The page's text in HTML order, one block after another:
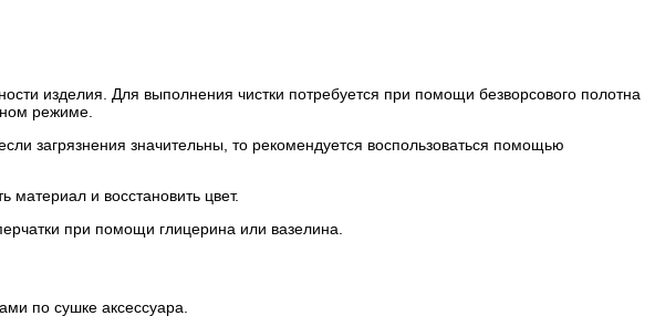
изделия. Для выполнения чистки потребуется при помощи безворсового полотна
режиме.
загрязнения значительны, то рекомендуется воспользоваться помощью
и восстановить цвет.
при помощи глицерина или вазелина.
по сушке аксессуара.